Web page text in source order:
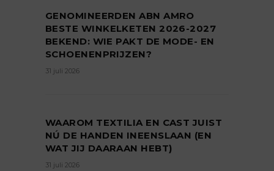
GENOMINEERDEN ABN AMRO
BESTE WINKELKETEN 2026-2027
BEKEND: WIE PAKT DE MODE- EN
SCHOENENPRIJZEN?
31 juli 2026
WAAROM TEXTILIA EN CAST JUIST
NÚ DE HANDEN INEENSLAAN (EN
WAT JIJ DAARAAN HEBT)
31 juli 2026